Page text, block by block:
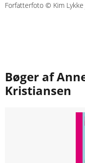
Forfatterfoto © Kim Lykke
Bøger af
Kristiansen